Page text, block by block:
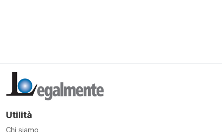
Utilità
Chi siamo